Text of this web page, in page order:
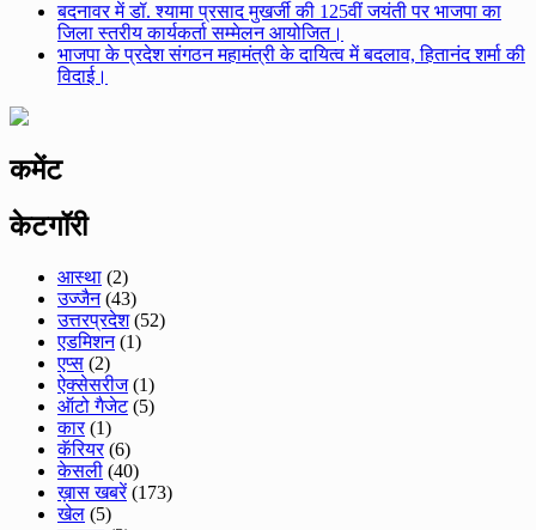
बदनावर में डॉ. श्यामा प्रसाद मुखर्जी की 125वीं जयंती पर भाजपा का
जिला स्तरीय कार्यकर्ता सम्मेलन आयोजित।
भाजपा के प्रदेश संगठन महामंत्री के दायित्व में बदलाव, हितानंद शर्मा की
विदाई।
कमेंट
केटगॉरी
आस्था (2)
उज्जैन(43)
उत्तरप्रदेश(52)
एडमिशन(1)
एप्स (2)
ऐक्सेसरीज(1)
ऑटो गैजेट(5)
कार(1)
कॅरियर(6)
केसली (40)
ख़ास खबरें(173)
खेल (5)